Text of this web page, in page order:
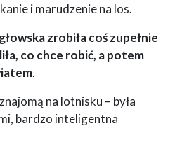
i marudzenie na los.
zrobiła coś zupełnie
co chce robić, a potem
.
na lotnisku – była
bardzo inteligentna